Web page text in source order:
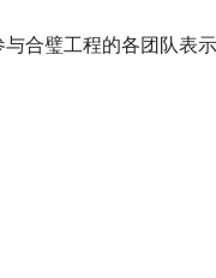
合璧工程的各团队表